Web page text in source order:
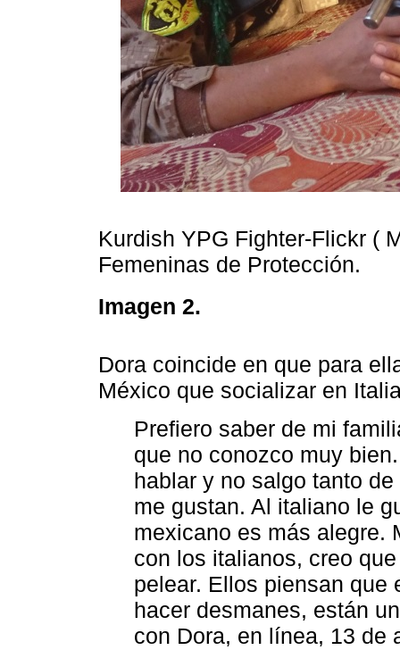
Kurdish YPG Fighter-Flickr (
Femeninas de Protección.
Imagen 2.
Dora coincide en que para
México que socializar en
Prefiero saber de mi
que no conozco muy
hablar y no salgo tanto
me gustan. Al italiano le
mexicano es más alegre.
con los italianos, creo
pelear. Ellos piensan que
hacer desmanes, están
con Dora, en línea, 13 de